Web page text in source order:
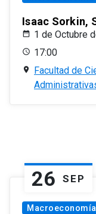
Isaac Sorkin,
1 de Octubre
17:00
Facultad de
26 SEP
Macroeconomía